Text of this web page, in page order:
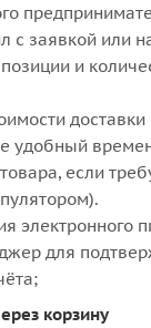
с заявкой или
и
доставки
удобный
если
электронного
для
корзину